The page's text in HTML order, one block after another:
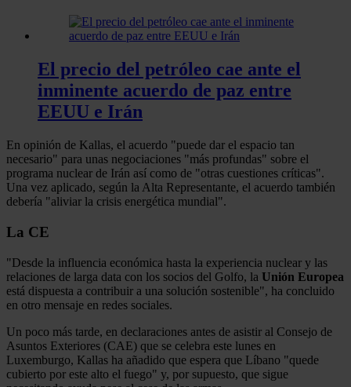
El precio del petróleo cae ante el
inminente acuerdo de paz entre
EEUU e Irán
En opinión de Kallas, el acuerdo "puede dar el espacio tan
necesario" para unas negociaciones "más profundas" sobre el
programa nuclear de Irán así como de "otras cuestiones críticas".
Una vez aplicado, según la Alta Representante, el acuerdo también
debería "aliviar la crisis energética mundial".
La CE
"Desde la influencia económica hasta la experiencia nuclear y las
relaciones de larga data con los socios del Golfo, la Unión Europea
está dispuesta a contribuir a una solución sostenible", ha concluido
en otro mensaje en redes sociales.
Un poco más tarde, en declaraciones antes de asistir al Consejo de
Asuntos Exteriores (CAE) que se celebra este lunes en
Luxemburgo, Kallas ha añadido que espera que Líbano "quede
cubierto por este alto el fuego" y, por supuesto, que sigue